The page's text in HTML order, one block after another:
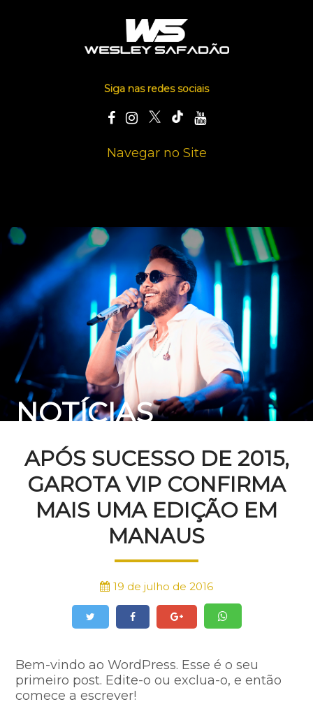
Siga nas redes sociais
Navegar no Site
NOTÍCIAS
APÓS SUCESSO DE 2015,
GAROTA VIP CONFIRMA
MAIS UMA EDIÇÃO EM
MANAUS
19 de julho de 2016
Bem-vindo ao WordPress. Esse é o seu
primeiro post. Edite-o ou exclua-o, e então
comece a escrever!